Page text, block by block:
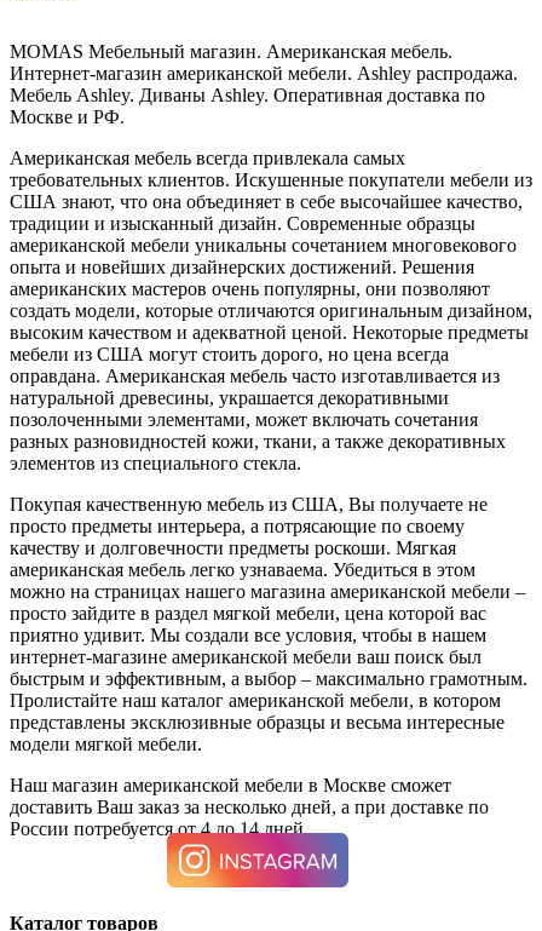
MOMAS Мебельный магазин. Американская мебель.
Интернет-магазин американской мебели. Ashley распродажа.
Мебель Ashley. Диваны Ashley. Оперативная доставка по
Москве и РФ.
Американская мебель всегда привлекала самых
требовательных клиентов. Искушенные покупатели мебели из
США знают, что она объединяет в себе высочайшее качество,
традиции и изысканный дизайн. Современные образцы
американской мебели уникальны сочетанием многовекового
опыта и новейших дизайнерских достижений. Решения
американских мастеров очень популярны, они позволяют
создать модели, которые отличаются оригинальным дизайном,
высоким качеством и адекватной ценой. Некоторые предметы
мебели из США могут стоить дорого, но цена всегда
оправдана. Американская мебель часто изготавливается из
натуральной древесины, украшается декоративными
позолоченными элементами, может включать сочетания
разных разновидностей кожи, ткани, а также декоративных
элементов из специального стекла.
Покупая качественную мебель из США, Вы получаете не
просто предметы интерьера, а потрясающие по своему
качеству и долговечности предметы роскоши. Мягкая
американская мебель легко узнаваема. Убедиться в этом
можно на страницах нашего магазина американской мебели –
просто зайдите в раздел мягкой мебели, цена которой вас
приятно удивит. Мы создали все условия, чтобы в нашем
интернет-магазине американской мебели ваш поиск был
быстрым и эффективным, а выбор – максимально грамотным.
Пролистайте наш каталог американской мебели, в котором
представлены эксклюзивные образцы и весьма интересные
модели мягкой мебели.
Наш магазин американской мебели в Москве сможет
доставить Ваш заказ за несколько дней, а при доставке по
России потребуется от 4 до 14 дней.
Каталог товаров